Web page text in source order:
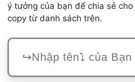
ý tưởng của bạn để chia sẻ
copy từ danh sách trên.